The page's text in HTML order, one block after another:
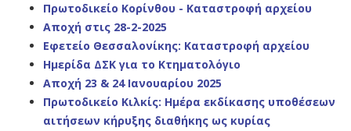
Πρωτοδικείο Κορίνθου - Καταστροφή αρχείου
Αποχή στις 28-2-2025
Εφετείο Θεσσαλονίκης: Καταστροφή αρχείου
Ημερίδα ΔΣΚ για το Κτηματολόγιο
Αποχή 23 & 24 Ιανουαρίου 2025
Πρωτοδικείο Κιλκίς: Ημέρα εκδίκασης υποθέσεων
αιτήσεων κήρυξης διαθήκης ως κυρίας